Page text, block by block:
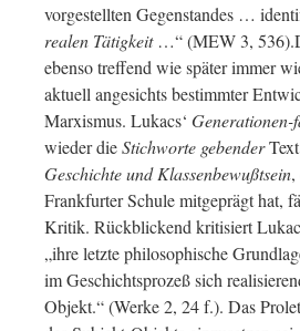
vorgestellten Gegenstandes …
realen Tätigkeit…“ (MEW 3,
ebenso treffend wie später immer
aktuell angesichts bestimmter
Marxismus. Lukacs‘ Generationen-
wieder dieStichworte gebender
Geschichte und Klassenbewußtsein
Frankfurter Schule mitgeprägt hat,
Kritik. Rückblickend kritisiert
„ihre letzte philosophische
im Geschichtsprozeß sich
Objekt.“ (Werke 2, 24 f.). Das